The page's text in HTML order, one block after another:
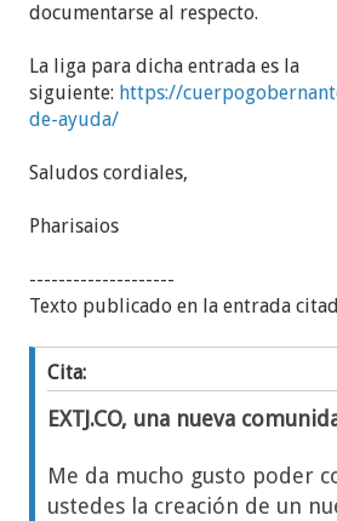
documentarse al respecto.
La liga para dicha entrada es la
siguiente: https://
de-ayuda/
Saludos cordiales,
Pharisaios
--------------------
Texto publicado en la entrada
Cita:
EXTJ.CO, una nueva
Me da mucho gusto poder
ustedes la creación de un